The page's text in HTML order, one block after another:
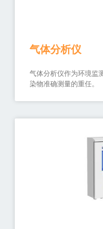
气体分析仪
气体分析仪作为环境监
染物准确测量的重任。